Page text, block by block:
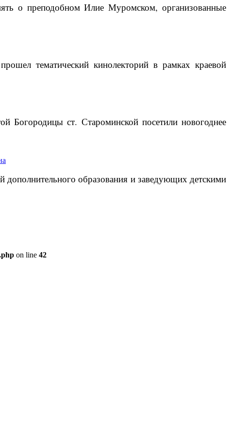
о преподобном Илие Муромском, организованные
тематический кинолекторий в рамках краевой
Богородицы ст. Староминской посетили новогоднее
дополнительного образования и заведующих детскими
on line 42